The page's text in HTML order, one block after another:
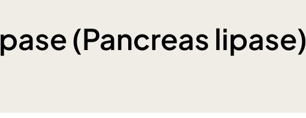
(Pancreas lipase)